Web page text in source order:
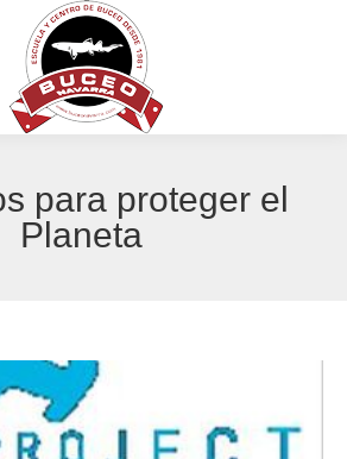
para proteger el
Planeta